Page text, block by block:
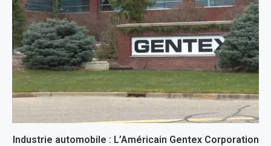
Industrie automobile : L’Américain Gentex Corporation